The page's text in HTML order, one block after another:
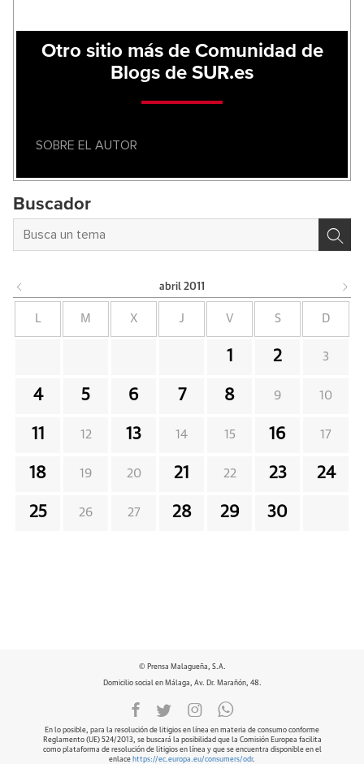
Otro sitio más de Comunidad de
Blogs de SUR.es
SOBRE EL AUTOR
Buscador
abril 2011
M X J V S D
1 2 3
4 5 6 7 8 9 10
11 12 13 14 15 16 17
18 19 20 21 22 23 24
25 26 27 28 29 30
© Prensa Malagueña, S.A.
Domicilio social en Málaga, Av. Dr. Marañón, 48.
En lo posible, para la resolución de litigios en línea en materia de consumo conforme
Reglamento (UE) 524/2013, se buscará la posibilidad que la Comisión Europea facilita
como plataforma de resolución de litigios en línea y que se encuentra disponible en el
enlace https://ec.europa.eu/consumers/odr.